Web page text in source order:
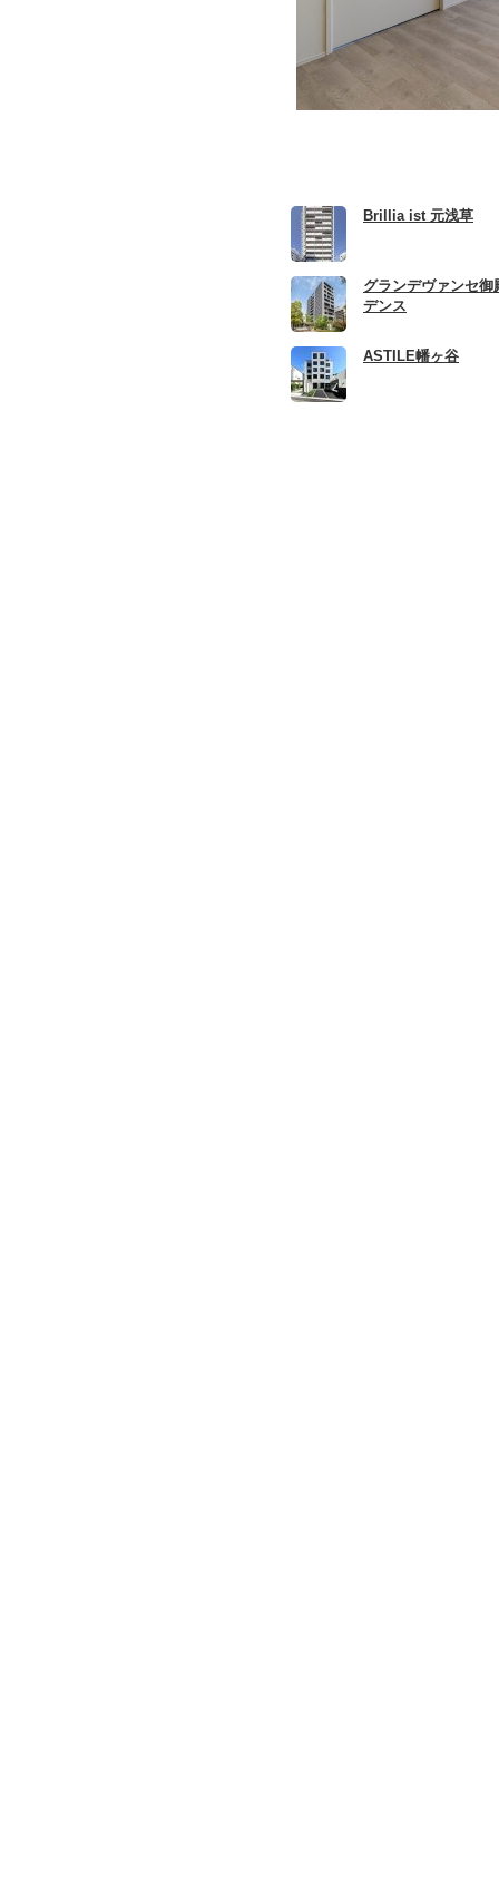
Brillia ist 元浅草
グランデヴァンセ御
デンス
ASTILE幡ヶ谷